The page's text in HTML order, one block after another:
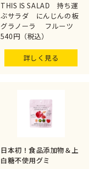
THIS IS SALAD 持ち運
ぶサラダ にんじんの板
グラノーラ フルーツ
540円（税込）
詳しく見る
日本初！食品添加物＆上
白糖不使用グミ